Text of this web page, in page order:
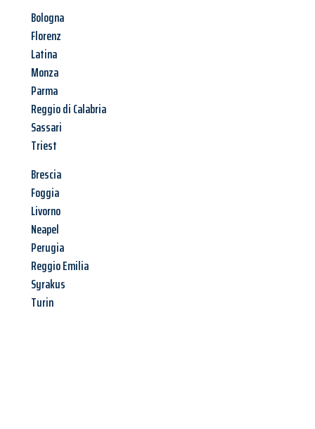
Bologna
Florenz
Latina
Monza
Parma
Reggio di Calabria
Sassari
Triest
Brescia
Foggia
Livorno
Neapel
Perugia
Reggio Emilia
Syrakus
Turin